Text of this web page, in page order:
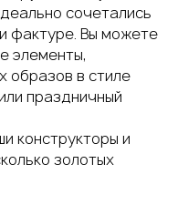
сочетались
фактуре. Вы можете
элементы,
образов в стиле
праздничный
конструкторы и
золотых